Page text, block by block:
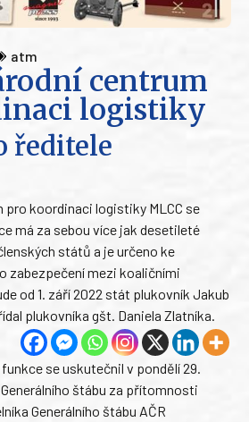
atm
centrum
logistiky
ředitele
pro koordinaci logistiky MLCC se
má za sebou více jak desetileté
států a je určeno ke
zabezpečení mezi koaličními
od 1. září 2022 stát plukovník Jakub
plukovníka gšt. Daniela Zlatníka.
se uskutečnil v pondělí 29.
štábu za přítomnosti
Generálního štábu AČR